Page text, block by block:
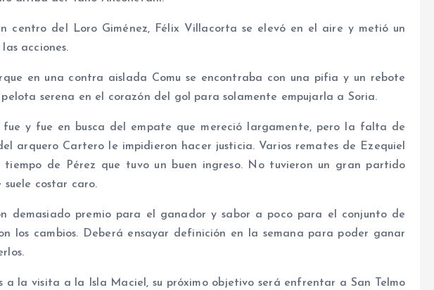
centro del Loro Giménez, Félix Villacorta se elevó en el aire y metió un
acciones.
en una contra aislada Comu se encontraba con una pifia y un rebote
serena en el corazón del gol para solamente empujarla a Soria.
y fue en busca del empate que mereció largamente, pero la falta de
arquero Cartero le impidieron hacer justicia. Varios remates de Ezequiel
tiempo de Pérez que tuvo un buen ingreso. No tuvieron un gran partido
suele costar caro.
demasiado premio para el ganador y sabor a poco para el conjunto de
los cambios. Deberá ensayar definición en la semana para poder ganar
a la visita a la Isla Maciel, su próximo objetivo será enfrentar a San Telmo